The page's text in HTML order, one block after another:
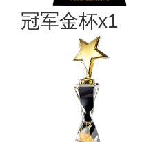
冠军金杯x1